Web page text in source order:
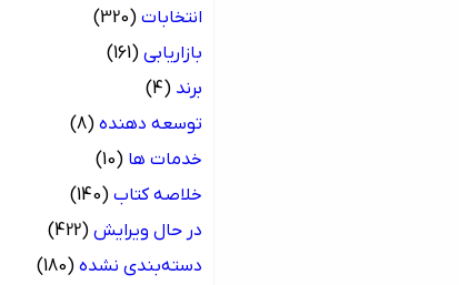
انتخابات (320)
بازاریابی (161)
برند (4)
توسعه دهنده (8)
خدمات ها (10)
خلاصه کتاب (140)
در حال ویرایش (422)
دسته‌بندی نشده (180)